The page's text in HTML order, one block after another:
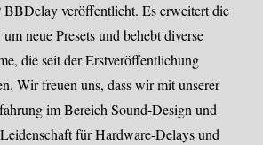
BBDelay veröffentlicht. Es erweitert die
neue Presets und behebt diverse
die seit der Erstveröffentlichung
Wir freuen uns, dass wir mit unserer
im Bereich Sound-Design und
für Hardware-Delays und